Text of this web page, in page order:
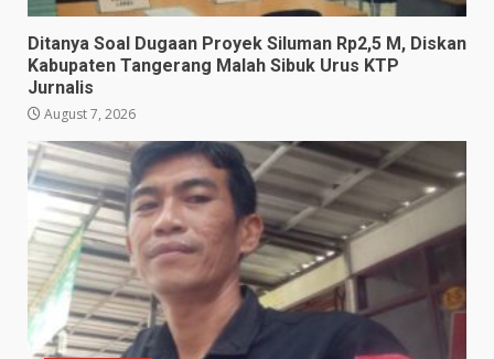
Ditanya Soal Dugaan Proyek Siluman Rp2,5 M, Diskan
Kabupaten Tangerang Malah Sibuk Urus KTP
Jurnalis
August 7, 2026